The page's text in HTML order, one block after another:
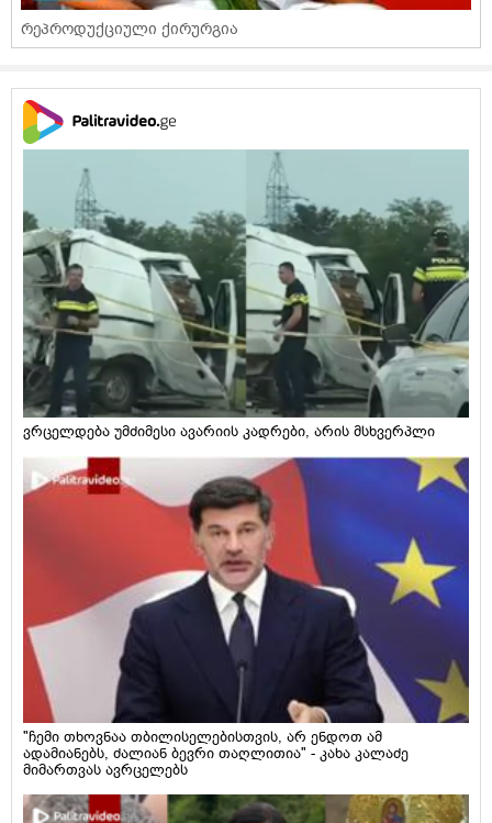
რეპროდუქციული ქირურგია
ვრცელდება უმძიმესი ავარიის კადრები, არის მსხვერპლი
"ჩემი თხოვნაა თბილისელებისთვის, არ ენდოთ ამ
ადამიანებს, ძალიან ბევრი თაღლითია" - კახა კალაძე
მიმართვას ავრცელებს